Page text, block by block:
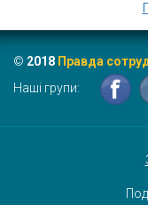
© 2018 Правда
Наші групи: